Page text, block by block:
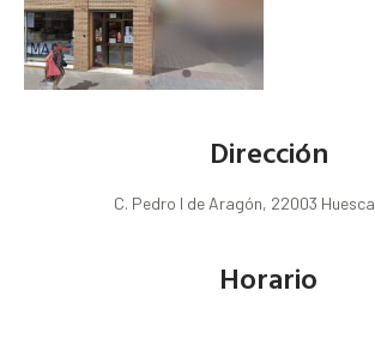
Dirección
C. Pedro I de Aragón, 22003 Huesca
Horario